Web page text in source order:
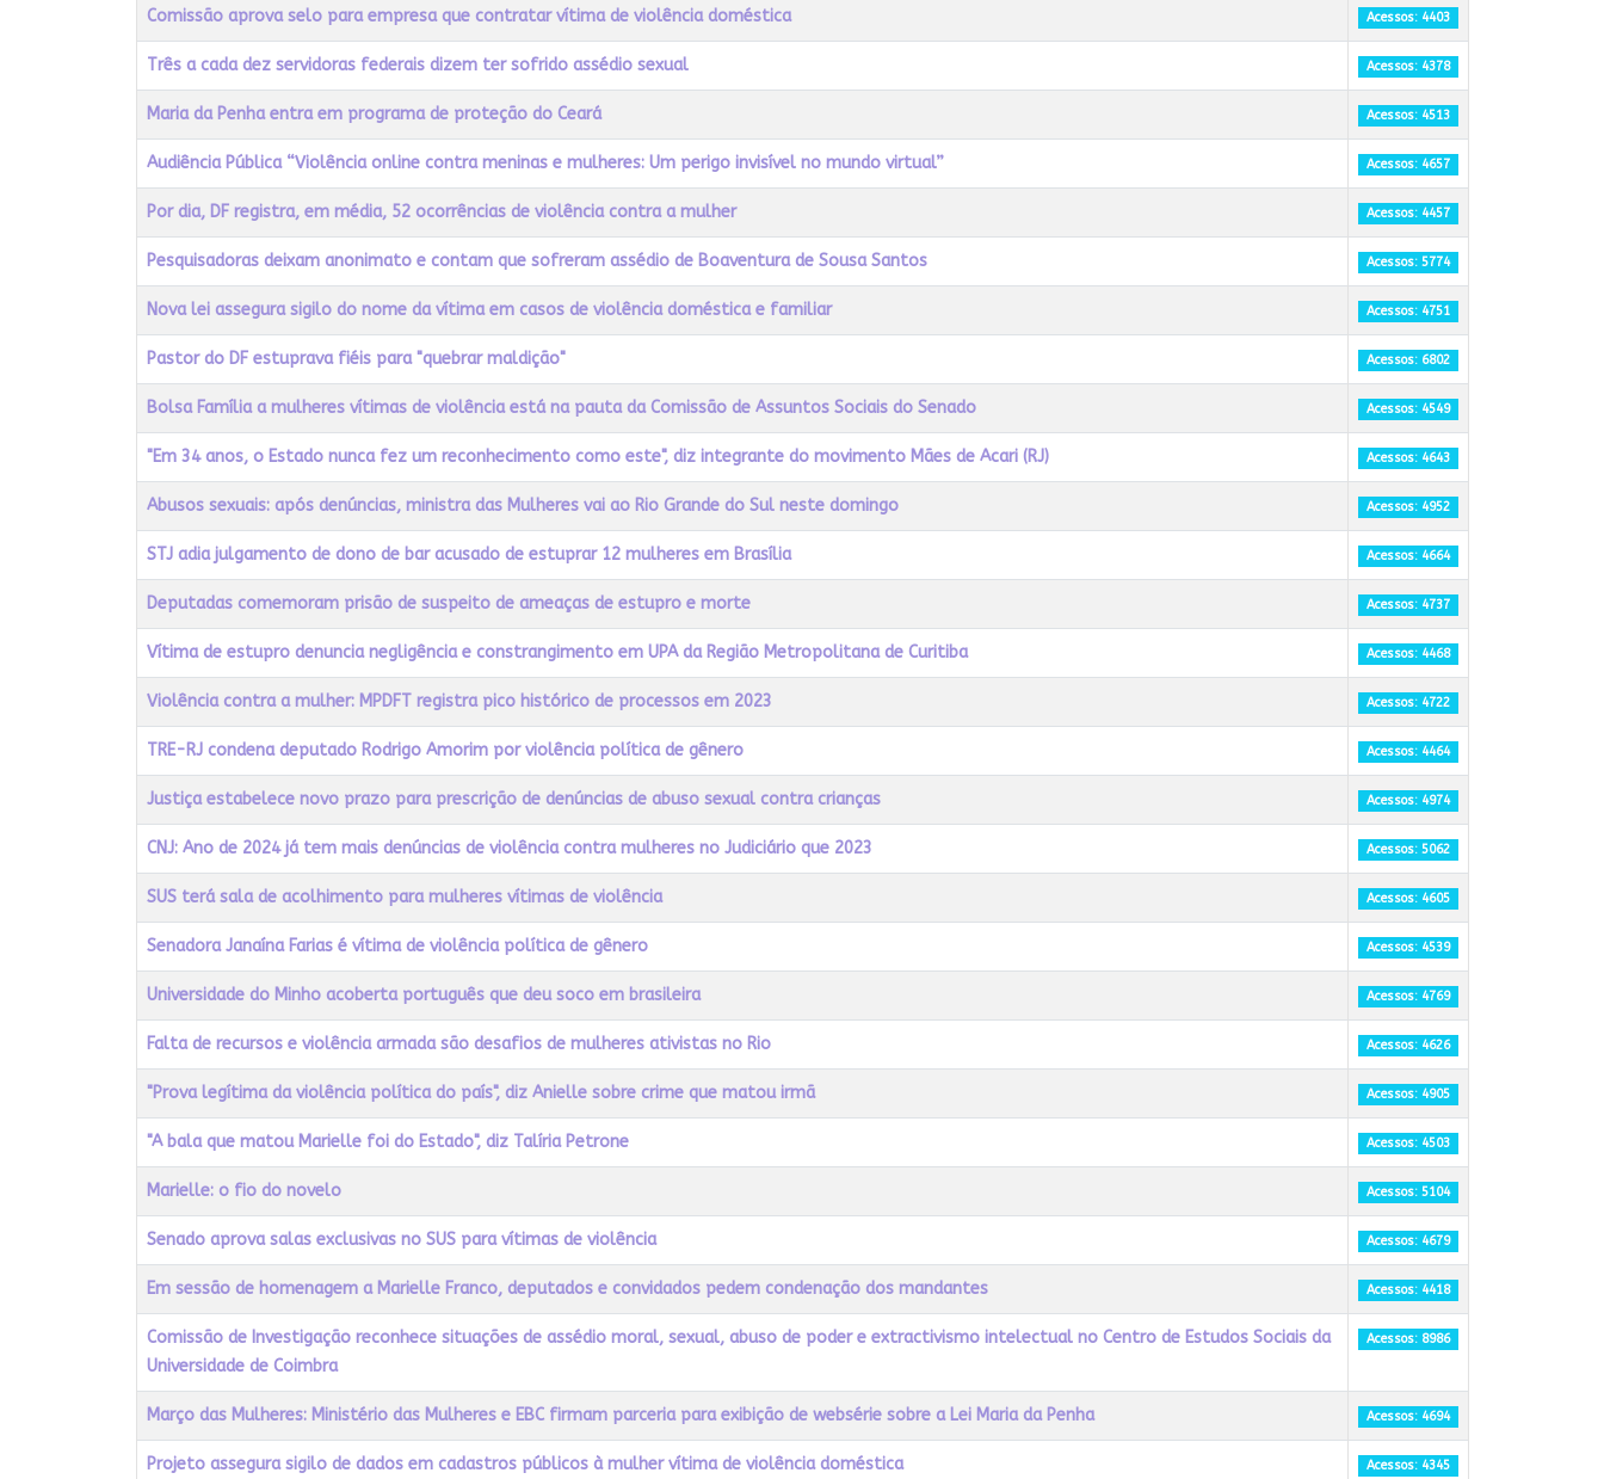
Título Acessos
Comissão aprova selo para empresa que contratar vítima de violência doméstica Acessos: 4403
Três a cada dez servidoras federais dizem ter sofrido assédio sexual Acessos: 4378
Maria da Penha entra em programa de proteção do Ceará Acessos: 4513
Audiência Pública “Violência online contra meninas e mulheres: Um perigo invisível no mundo virtual” Acessos: 4657
Por dia, DF registra, em média, 52 ocorrências de violência contra a mulher Acessos: 4457
Pesquisadoras deixam anonimato e contam que sofreram assédio de Boaventura de Sousa Santos Acessos: 5774
Nova lei assegura sigilo do nome da vítima em casos de violência doméstica e familiar Acessos: 4751
Pastor do DF estuprava fiéis para "quebrar maldição" Acessos: 6802
Bolsa Família a mulheres vítimas de violência está na pauta da Comissão de Assuntos Sociais do Senado Acessos: 4549
"Em 34 anos, o Estado nunca fez um reconhecimento como este", diz integrante do movimento Mães de Acari (RJ) Acessos: 4643
Abusos sexuais: após denúncias, ministra das Mulheres vai ao Rio Grande do Sul neste domingo Acessos: 4952
STJ adia julgamento de dono de bar acusado de estuprar 12 mulheres em Brasília Acessos: 4664
Deputadas comemoram prisão de suspeito de ameaças de estupro e morte Acessos: 4737
Vítima de estupro denuncia negligência e constrangimento em UPA da Região Metropolitana de Curitiba Acessos: 4468
Violência contra a mulher: MPDFT registra pico histórico de processos em 2023 Acessos: 4722
TRE-RJ condena deputado Rodrigo Amorim por violência política de gênero Acessos: 4464
Justiça estabelece novo prazo para prescrição de denúncias de abuso sexual contra crianças Acessos: 4974
CNJ: Ano de 2024 já tem mais denúncias de violência contra mulheres no Judiciário que 2023 Acessos: 5062
SUS terá sala de acolhimento para mulheres vítimas de violência Acessos: 4605
Senadora Janaína Farias é vítima de violência política de gênero Acessos: 4539
Universidade do Minho acoberta português que deu soco em brasileira Acessos: 4769
Falta de recursos e violência armada são desafios de mulheres ativistas no Rio Acessos: 4626
"Prova legítima da violência política do país", diz Anielle sobre crime que matou irmã Acessos: 4905
"A bala que matou Marielle foi do Estado", diz Talíria Petrone Acessos: 4503
Marielle: o fio do novelo Acessos: 5104
Senado aprova salas exclusivas no SUS para vítimas de violência Acessos: 4679
Em sessão de homenagem a Marielle Franco, deputados e convidados pedem condenação dos mandantes Acessos: 4418
Comissão de Investigação reconhece situações de assédio moral, sexual, abuso de poder e extractivismo intelectual no Centro de Estudos Sociais da
Universidade de Coimbra
Acessos: 8986
Março das Mulheres: Ministério das Mulheres e EBC firmam parceria para exibição de websérie sobre a Lei Maria da Penha Acessos: 4694
Projeto assegura sigilo de dados em cadastros públicos à mulher vítima de violência doméstica Acessos: 4345